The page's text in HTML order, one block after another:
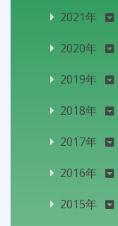
2021年
2020年
2019年
2018年
2017年
2016年
2015年